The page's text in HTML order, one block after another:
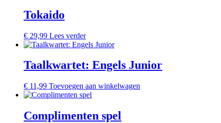
Tokaido
€ 29,99 Lees verder
Taalkwartet: Engels Junior
€ 11,99 Toevoegen aan winkelwagen
Complimenten spel